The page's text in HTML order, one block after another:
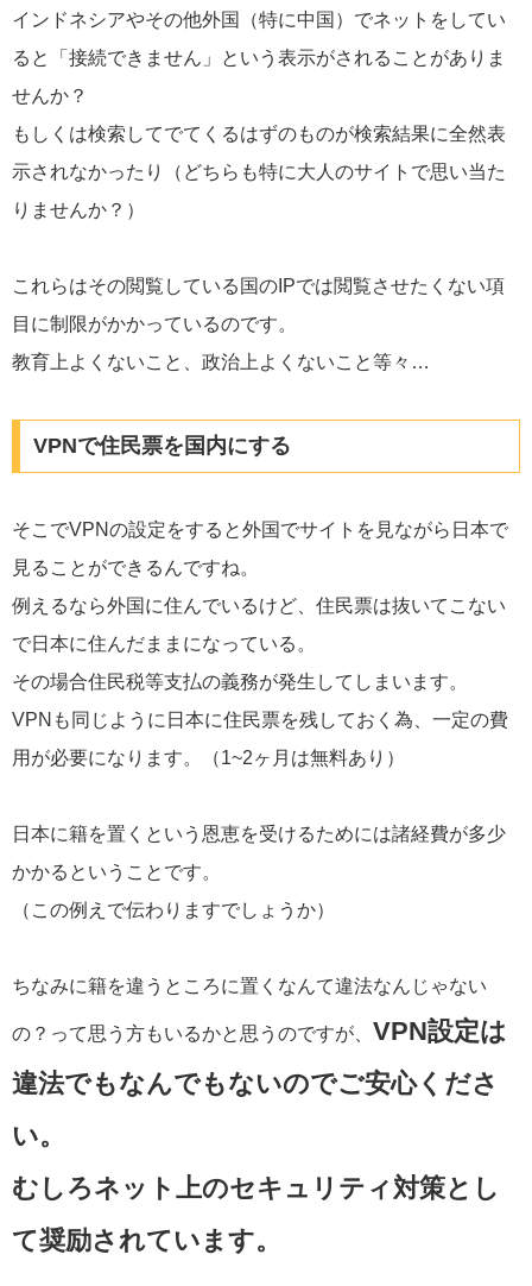
インドネシアやその他外国（特に中国）でネットをしてい
ると「接続できません」という表示がされることがありま
せんか？
もしくは検索してでてくるはずのものが検索結果に全然表
示されなかったり（どちらも特に大人のサイトで思い当た
りませんか？）
これらはその閲覧している国のIPでは閲覧させたくない項
目に制限がかかっているのです。
教育上よくないこと、政治上よくないこと等々…
VPNで住民票を国内にする
そこでVPNの設定をすると外国でサイトを見ながら日本で
見ることができるんですね。
例えるなら外国に住んでいるけど、住民票は抜いてこない
で日本に住んだままになっている。
その場合住民税等支払の義務が発生してしまいます。
VPNも同じように日本に住民票を残しておく為、一定の費
用が必要になります。（1~2ヶ月は無料あり）
日本に籍を置くという恩恵を受けるためには諸経費が多少
かかるということです。
（この例えで伝わりますでしょうか）
ちなみに籍を違うところに置くなんて違法なんじゃない
の？って思う方もいるかと思うのですが、 VPN設定は
違法でもなんでもないのでご安心くださ
い。
むしろネット上のセキュリティ対策とし
て奨励されています。